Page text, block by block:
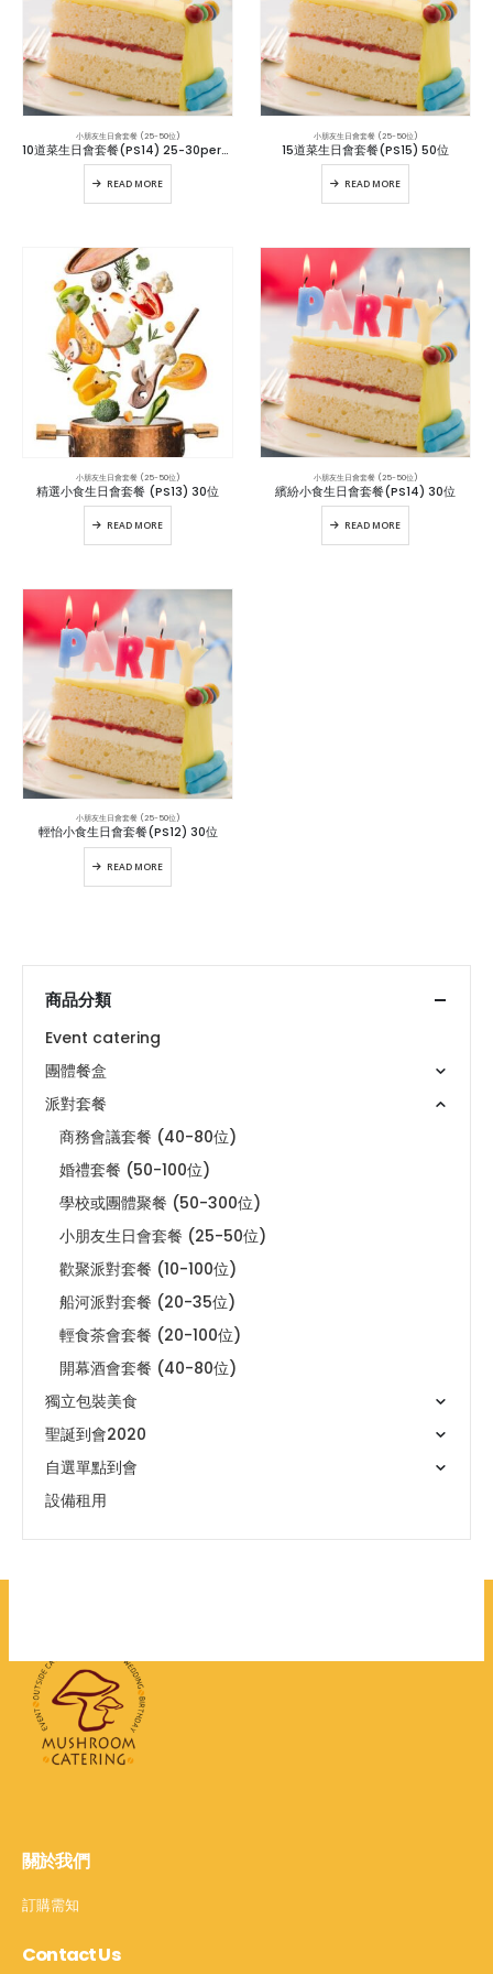
小朋友生日會套餐 (25-50位)
10道菜生日會套餐(PS14) 25-30persons位
READ MORE
小朋友生日會套餐 (25-50位)
15道菜生日會套餐(PS15) 50位
READ MORE
小朋友生日會套餐 (25-50位)
精選小食生日會套餐 (PS13) 30位
READ MORE
小朋友生日會套餐 (25-50位)
繽紛小食生日會套餐(PS14) 30位
READ MORE
小朋友生日會套餐 (25-50位)
輕怡小食生日會套餐(PS12) 30位
READ MORE
商品分類
Event catering
團體餐盒
派對套餐
商務會議套餐 (40-80位)
婚禮套餐 (50-100位)
學校或團體聚餐 (50-300位)
小朋友生日會套餐 (25-50位)
歡聚派對套餐 (10-100位)
船河派對套餐 (20-35位)
輕食茶會套餐 (20-100位)
開幕酒會套餐 (40-80位)
獨立包裝美食
聖誕到會2020
自選單點到會
設備租用
關於我們
訂購需知
Contact Us